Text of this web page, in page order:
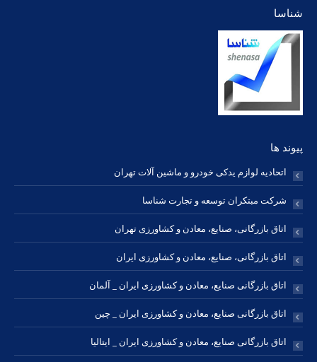
opens
in
new
window
new
window
in
new
window
in
new
شناسا
پیوند ها
اتحادیه لوازم یدکی خودرو و ماشین آلات تهران
شرکت مبتکران توسعه و تجارت شناسا
اتاق بازرگانی، صنایع، معادن و کشاورزی تهران
اتاق بازرگانی، صنایع، معادن و کشاورزی ایران
اتاق بازرگانی صنایع، معادن و کشاورزی ایران _ آلمان
اتاق بازرگانی صنایع، معادن و کشاورزی ایران _ چین
اتاق بازرگانی صنایع، معادن و کشاورزی ایران _ ایتالیا